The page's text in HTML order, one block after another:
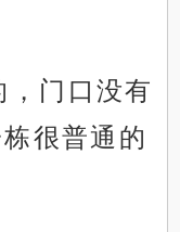
门口没有
很普通的